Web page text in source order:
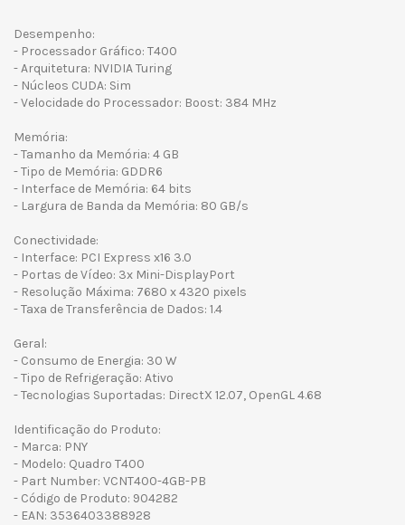
Desempenho:
- Processador Gráfico: T400
- Arquitetura: NVIDIA Turing
- Núcleos CUDA: Sim
- Velocidade do Processador: Boost: 384 MHz
Memória:
- Tamanho da Memória: 4 GB
- Tipo de Memória: GDDR6
- Interface de Memória: 64 bits
- Largura de Banda da Memória: 80 GB/s
Conectividade:
- Interface: PCI Express x16 3.0
- Portas de Vídeo: 3x Mini-DisplayPort
- Resolução Máxima: 7680 x 4320 pixels
- Taxa de Transferência de Dados: 1.4
Geral:
- Consumo de Energia: 30 W
- Tipo de Refrigeração: Ativo
- Tecnologias Suportadas: DirectX 12.07, OpenGL 4.68
Identificação do Produto:
- Marca: PNY
- Modelo: Quadro T400
- Part Number: VCNT400-4GB-PB
- Código de Produto: 904282
- EAN: 3536403388928